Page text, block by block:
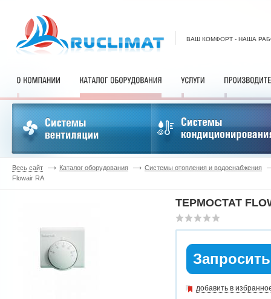
ВАШ КОМФОРТ - НАША
Весь сайт Каталог оборудования
Системы отопления и водоснабжения
Flowair RA
ТЕРМОСТАТ
добавить в